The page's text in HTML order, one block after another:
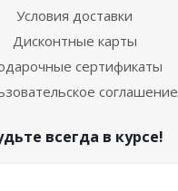
Условия доставки
Дисконтные карты
сертификаты
соглашение
всегда в курсе!